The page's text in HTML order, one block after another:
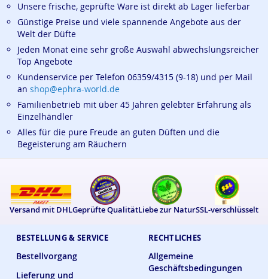
BESTELLUNG & SERVICE
Bestellvorgang
Lieferung und
RECHTLICHES
Allgemeine
Geschäftsbedingungen
Unsere frische, geprüfte Ware ist direkt ab Lager lieferbar
Günstige Preise und viele spannende Angebote aus der
Welt der Düfte
Jeden Monat eine sehr große Auswahl abwechslungsreicher
Top Angebote
Kundenservice per Telefon 06359/4315 (9-18) und per Mail
an shop@ephra-world.de
Familienbetrieb mit über 45 Jahren gelebter Erfahrung als
Einzelhändler
Alles für die pure Freude an guten Düften und die
Begeisterung am Räuchern
Versand mit DHLGeprüfte QualitätLiebe zur NaturSSL-verschlüsselt